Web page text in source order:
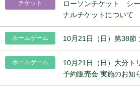
チケット
ローソンチケット シ
ナルチケットについて
ホームゲーム 10月21日（日）第38
ホームゲーム
10月21日（日）大分ト
予約販売会 実施のお知